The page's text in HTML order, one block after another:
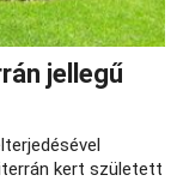
jellegű
kert született